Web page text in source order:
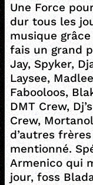
Une Force
dur tous les
musique
fais un grand
Jay, Spyker,
Laysee,
Fabooloos,
DMT Crew,
Crew,
d’autres
mentionné.
Armenico qui
jour, foss